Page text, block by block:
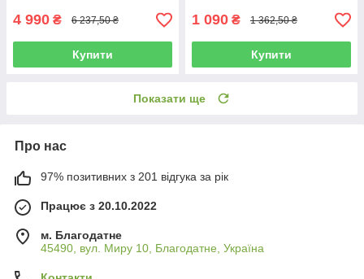
4 990 ₴ 6 237,50 ₴
Купити
1 090 ₴ 1 362,50 ₴
Купити
Показати ще
Про нас
97% позитивних з 201 відгука за рік
Працює з 20.10.2022
м. Благодатне
45490, вул. Миру 10, Благодатне, Україна